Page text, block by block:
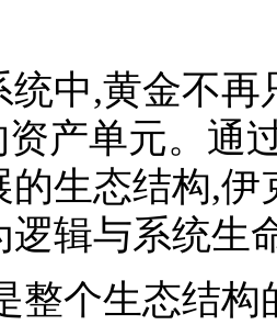
中,黄金不再
资产单元。通
生态结构,
辑与系统生
整个生态结